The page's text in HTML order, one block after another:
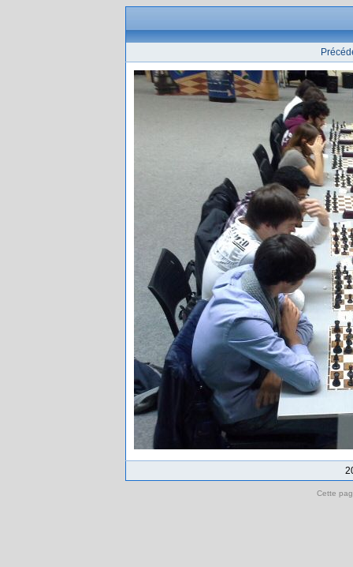
Cette